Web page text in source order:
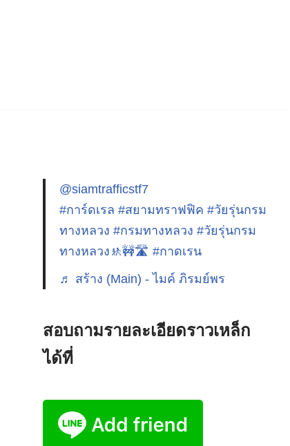
@siamtrafficstf7
#การ์ดเรล #สยามทราฟฟิค #วัยรุ่นกรม
ทางหลวง #กรมทางหลวง #วัยรุ่นกรม
ทางหลวง🚸🚧🛣️ #กาดเรน
♬ สร้าง (Main) - ไมค์ ภิรมย์พร
สอบถามรายละเอียดราวเหล็ก
ได้ที่